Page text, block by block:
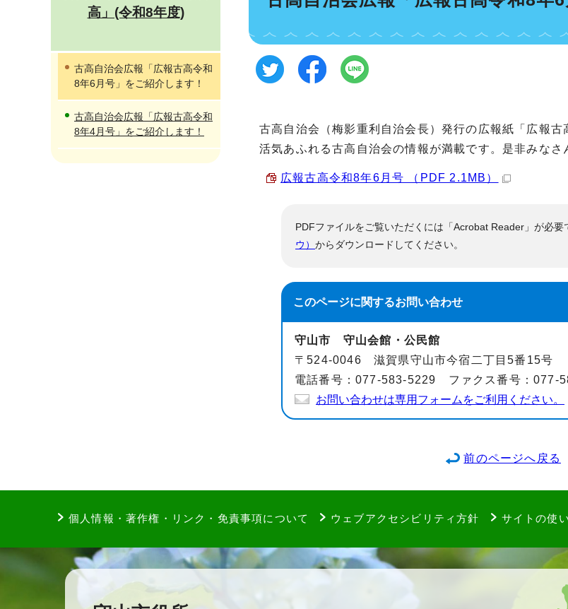
古高自治会（梅影重利自治会長）発行の広報紙「広報古
活気あふれる古高自治会の情報が満載です。是非みなさ
広報古高令和8年6月号 （PDF 2.1MB）
PDFファイルをご覧いただくには「Acrobat Reader」が必要
ウ） からダウンロードしてください。
このページに関するお問い合わせ
守山市 守山会館・公民館
〒524-0046 滋賀県守山市今宿二丁目5番15号
電話番号：077-583-5229 ファクス番号：077-
お問い合わせは専用フォームをご利用ください。
高」(令和8年度)
古高自治会広報「広報古高令和
8年6月号」をご紹介します！
古高自治会広報「広報古高令和
8年4月号」をご紹介します！
前のページへ戻る
個人情報・著作権・リンク・免責事項について ウェブアクセシビリティ方針 サイトの使